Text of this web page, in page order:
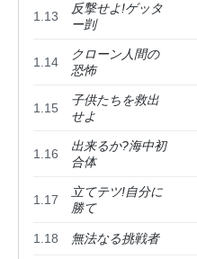
1.13
反撃せよ!ゲッタ
ー剴
1.14
クローン人間の
恐怖
1.15
子供たちを救出
せよ
1.16
出来るか?海中初
合体
1.17
立てテツ!自分に
勝て
1.18 無法なる挑戦者